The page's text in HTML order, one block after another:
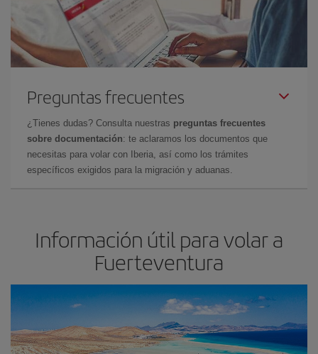
Preguntas frecuentes
¿Tienes dudas? Consulta nuestras preguntas frecuentes
sobre documentación: te aclaramos los documentos que
necesitas para volar con Iberia, así como los trámites
específicos exigidos para la migración y aduanas.
Información útil para volar a
Fuerteventura